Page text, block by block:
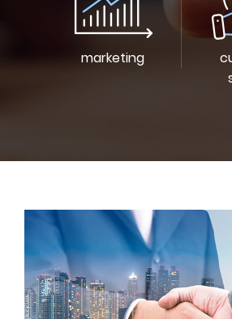
marketing